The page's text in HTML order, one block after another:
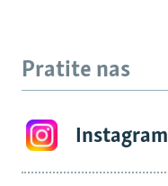
Pratite nas
Instagram